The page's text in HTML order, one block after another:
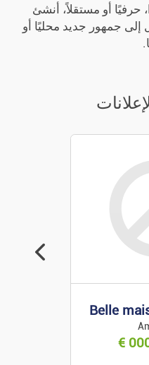
حرفيًا أو مستقلاً، أنشئ
إلى جمهور جديد محليًا أو
Cupiditate consequat